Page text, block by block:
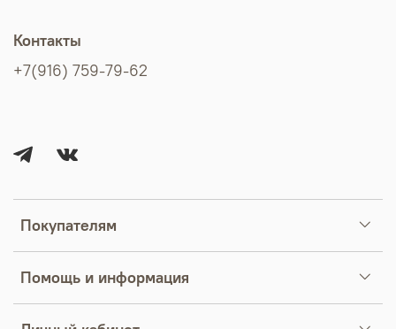
Покупателям
Помощь и информация
Контакты
+7(916) 759-79-62